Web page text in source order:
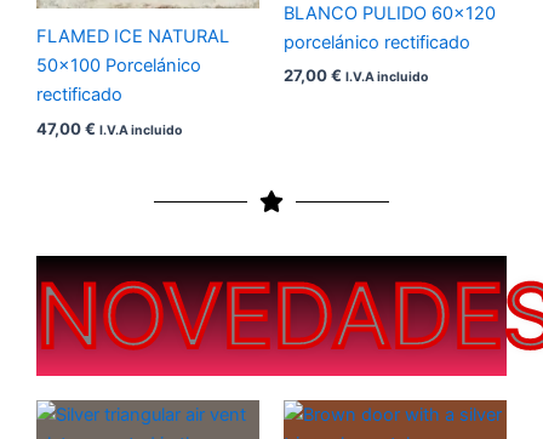
FLAMED ICE NATURAL
50×100 Porcelánico
rectificado
47,00€ I.V.A incluido
BLANCO PULIDO 60×120
porcelánico rectificado
27,00€ I.V.A incluido
Rango
Rango